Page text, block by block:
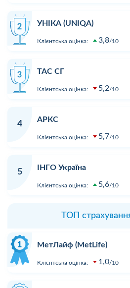
УНІКА (UNIQA)
Клієнтська оцінка: 3,8 10
ТАС СГ
Клієнтська оцінка: 5,2 10
4
АРКС
Клієнтська оцінка: 5,7 10
5
ІНГО Україна
Клієнтська оцінка: 5,6 10
ТОП
МетЛайф (MetLife)
Клієнтська оцінка: 1,0 10